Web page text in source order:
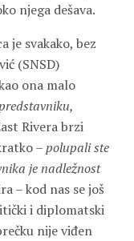
njega dešava.
je svakako, bez
(SNSD)
ona malo
Rivera brzi
–polupali ste
je nadležnost
– kod nas se još
i diplomatski
nije viđen